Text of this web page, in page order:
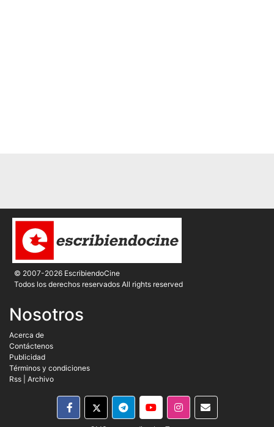
© 2007-2026 EscribiendoCine
Todos los derechos reservados All rights reserved
Nosotros
Acerca de
Contáctenos
Publicidad
Términos y condiciones
Rss
Archivo